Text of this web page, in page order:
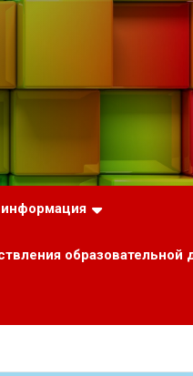
образовательной